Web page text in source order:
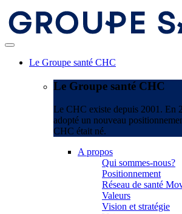
Le Groupe santé CHC
Le Groupe santé CHC
Le CHC existe depuis 2001. En
adopté un nouveau
CHC était né.
A propos
Qui sommes-nous?
Positionnement
Réseau de santé
Valeurs
Vision et stratégie